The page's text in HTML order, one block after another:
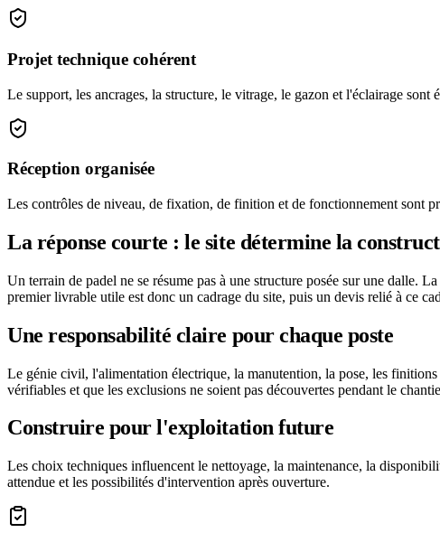
Projet technique cohérent
Le support, les ancrages, la structure, le vitrage, le gazon et l'éclairage sont
Réception organisée
Les contrôles de niveau, de fixation, de finition et de fonctionnement sont
La réponse courte : le site détermine la
Un terrain de padel ne se résume pas à une structure posée sur une dalle.
premier livrable utile est donc un cadrage du site, puis un devis relié à ce
Une responsabilité claire pour chaque poste
Le génie civil, l'alimentation électrique, la manutention, la pose, les
vérifiables et que les exclusions ne soient pas découvertes pendant le
Construire pour l'exploitation future
Les choix techniques influencent le nettoyage, la maintenance, la
attendue et les possibilités d'intervention après ouverture.